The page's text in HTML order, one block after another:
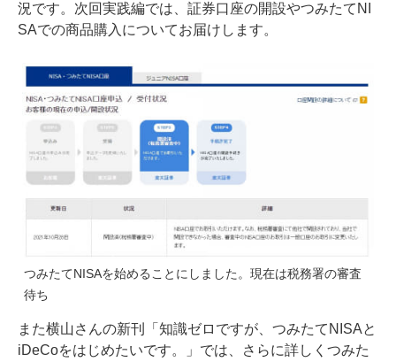
況です。次回実践編では、証券口座の開設やつみたてNI
SAでの商品購入についてお届けします。
つみたてNISAを始めることにしました。現在は税務署の審査
待ち
また横山さんの新刊「知識ゼロですが、つみたてNISAと
iDeCoをはじめたいです。」では、さらに詳しくつみた